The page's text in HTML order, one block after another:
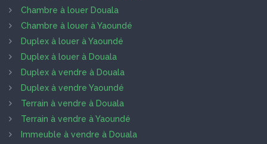
Chambre à louer Douala
Chambre à louer à Yaoundé
Duplex à louer à Yaoundé
Duplex à louer à Douala
Duplex à vendre à Douala
Duplex à vendre Yaoundé
Terrain à vendre à Douala
Terrain à vendre à Yaoundé
Immeuble à vendre à Douala